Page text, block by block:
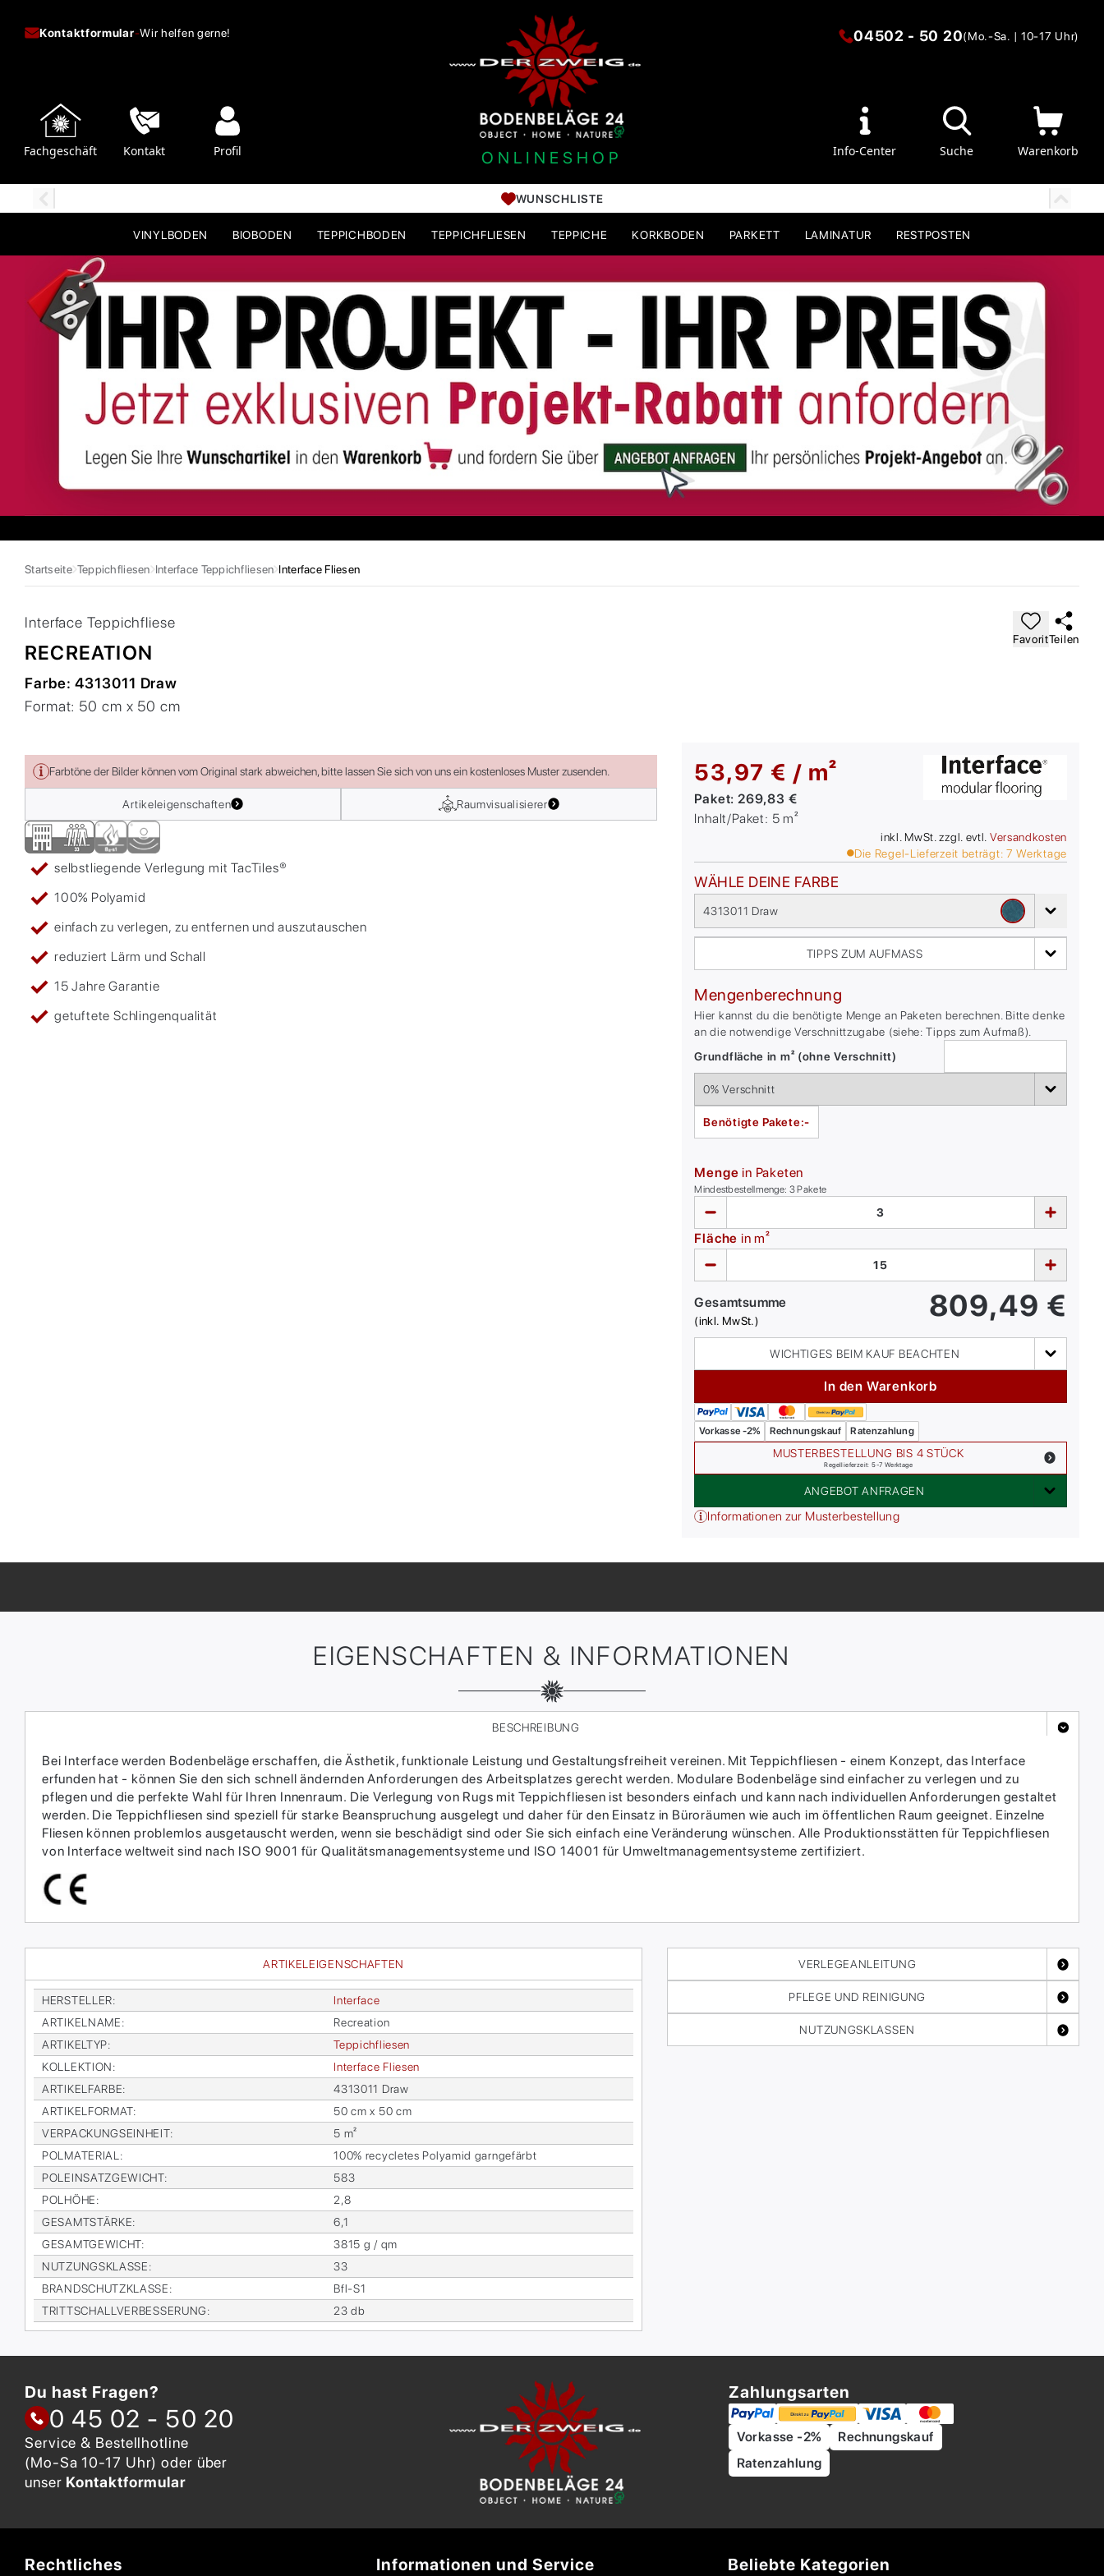
Kontaktformular-Wir helfen gerne!
Fachgeschäft Kontakt Profil ONLINESHOP
04502 - 50 20(Mo.-Sa. | 10-17 Uhr)
Info-Center Suche Warenkorb
WUNSCHLISTE
VINYLBODEN BIOBODEN TEPPICHBODEN TEPPICHFLIESEN TEPPICHE KORKBODEN PARKETT LAMINATUR RESTPOSTEN
Startseite Teppichfliesen Interface Teppichfliesen Interface Fliesen
Interface Teppichfliese
RECREATION
Farbe:4313011 Draw
Format: 50 cm x 50 cm
FavoritTeilen
Farbtöne der Bilder können vom Original stark abweichen, bitte lassen Sie sich von uns ein kostenloses Muster zusenden.
Artikeleigenschaften Raumvisualisierer
selbstliegende Verlegung mit TacTiles®
100% Polyamid
einfach zu verlegen, zu entfernen und auszutauschen
reduziert Lärm und Schall
15 Jahre Garantie
getuftete Schlingenqualität
53,97 € / m²
Paket: 269,83 €
Inhalt/Paket: 5 m²
inkl. MwSt. zzgl. evtl. Versandkosten
Die Regel-Lieferzeit beträgt: 7 Werktage
WÄHLE DEINE FARBE
4313011 Draw
TIPPS ZUM AUFMASS
Mengenberechnung
Hier kannst du die benötigte Menge an Paketen berechnen. Bitte denke
an die notwendige Verschnittzugabe (siehe: Tipps zum Aufmaß).
Grundfläche in m² (ohne Verschnitt)
Benötigte Pakete:-
Menge in Paketen
Mindestbestellmenge: 3Pakete
Fläche in m²
Gesamtsumme
(inkl. MwSt.) 809,49 €
WICHTIGES BEIM KAUF BEACHTEN
In den Warenkorb
Vorkasse -2% Rechnungskauf Ratenzahlung
MUSTERBESTELLUNG BIS 4 STÜCK
Regellieferzeit: 5-7 Werktage
ANGEBOT ANFRAGEN
Informationen zur Musterbestellung
EIGENSCHAFTEN & INFORMATIONEN
ARTIKELEIGENSCHAFTEN
HER­STEL­LER:
In­ter­face
AR­TI­KEL­NA­ME:
Re­crea­ti­on
AR­TI­KEL­TYP:
Tep­pich­flie­sen
KOL­LEK­TI­ON:
In­ter­face Flie­sen
AR­TI­KEL­FAR­BE:
4313011 Draw
AR­TI­KEL­FOR­MAT:
50 cm x 50 cm
VER­PA­CKUNGS­EIN­HEIT:
5 m²
POL­MA­TE­RI­AL:
100% re­cy­cle­tes Po­ly­amid garn­ge­färbt
POL­EIN­SATZ­GE­WICHT:
583
POL­HÖ­HE:
2,8
GE­SAMT­STÄR­KE:
6,1
GE­SAMT­GE­WICHT:
3815 g / qm
NUT­ZUNGS­KLAS­SE:
33
BRAND­SCHUTZ­KLAS­SE:
Bfl-S1
TRITT­SCHALL­VER­BES­SE­RUNG: 23 db
BESCHREIBUNG
Bei Interface werden Bodenbeläge erschaffen, die Ästhetik, funktionale Leistung und Gestaltungsfreiheit vereinen. Mit Teppichfliesen - einem Konzept, das Interface
erfunden hat - können Sie den sich schnell ändernden Anforderungen des Arbeitsplatzes gerecht werden. Modulare Bodenbeläge sind einfacher zu verlegen und zu
pflegen und die perfekte Wahl für Ihren Innenraum.​ Die Verlegung von Rugs mit Teppichfliesen ist besonders einfach und kann nach individuellen Anforderungen gestaltet
werden.​ Die Teppichfliesen sind speziell für starke Beanspruchung ausgelegt und daher für den Einsatz in Büroräumen wie auch im öffentlichen Raum geeignet. Einzelne
Fliesen können problemlos ausgetauscht werden, wenn sie beschädigt sind oder Sie sich einfach eine Veränderung wünschen. Alle Produktionsstätten für Teppichfliesen
von Interface weltweit sind nach ISO 9001 für Qualitätsmanagementsysteme und ISO 14001 für Umweltmanagementsysteme zertifiziert.
VERLEGEANLEITUNG
PFLEGE UND REINIGUNG
NUTZUNGSKLASSEN
Du hast Fragen?
0 45 02 - 50 20
Service & Bestellhotline
(Mo-Sa 10-17 Uhr) oder über
unser Kontaktformular
Zahlungsarten
Vorkasse -2%
Rechnungskauf
Ratenzahlung
Rechtliches Informationen und Service Beliebte Kategorien